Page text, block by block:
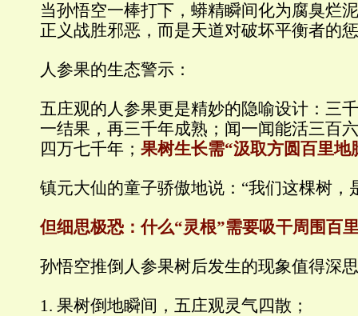
当孙悟空一棒打下，蟒精瞬间化为腐臭
正义战胜邪恶，而是天道对破坏平衡者的
人参果的生态警示：
五庄观的人参果更是精妙的隐喻设计：三
一结果，再三千年成熟；闻一闻能活三百
四万七千年； 果树生长需“汲取方圆百里地
镇元大仙的童子骄傲地说：“我们这棵树，
但细思极恐：什么“灵根”需要吸干周围百
孙悟空推倒人参果树后发生的现象值得深
1. 果树倒地瞬间，五庄观灵气四散；